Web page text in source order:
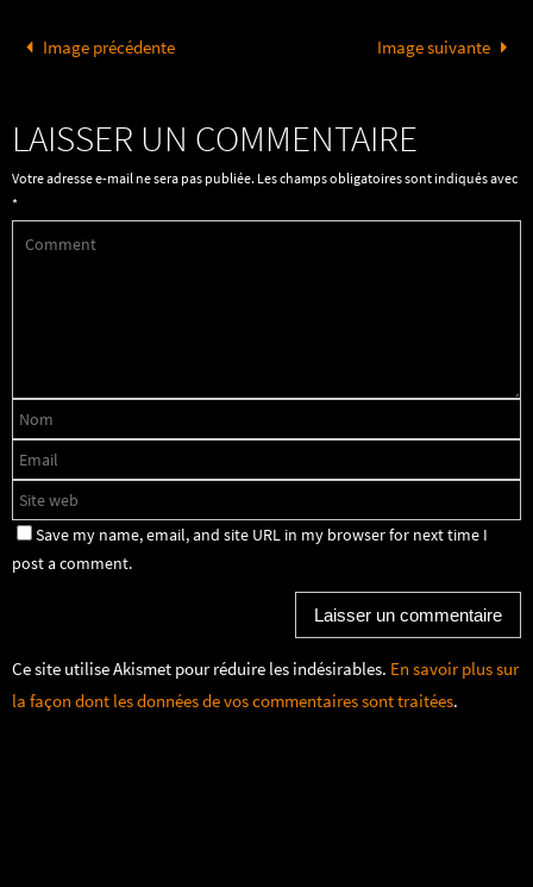
Image précédente Image suivante
LAISSER UN COMMENTAIRE
Votre adresse e-mail ne sera pas publiée. Les champs obligatoires sont indiqués avec
*
Save my name, email, and site URL in my browser for next time I
post a comment.
Ce site utilise Akismet pour réduire les indésirables. En savoir plus sur
la façon dont les données de vos commentaires sont traitées.